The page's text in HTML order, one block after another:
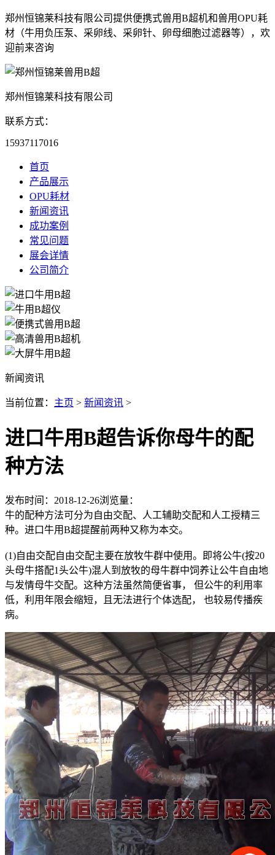
郑州恒锦莱科技有限公司提供便携式兽用B超机和兽用OPU耗
材（牛用负压泵、采卵线、采卵针、卵母细胞过滤器等），欢
迎前来咨询
郑州恒锦莱科技有限公司
联系方式：
15937117016
首页
产品展示
OPU耗材
新闻资讯
成功案例
常见问题
展会详情
公司简介
新闻资讯
当前位置： 主页 > 新闻资讯 >
进口牛用B超告诉你母牛的配
种方法
发布时间：2018-12-26浏览量：
牛的配种方法可分为自由交配、人工辅助交配和人工授精三
种。进口牛用B超提醒前两种又称为本交。
(1)自由交配自由交配主要在放牧牛群中使用。即将公牛(按20
头母牛搭配1头公牛)混人到放牧的母牛群中饲养让公牛自由地
与发情母牛交配。这种方法虽然简便省事， 但公牛的利用率
低，利用年限会缩短，且无法进行个体选配， 也较易传播疾
病。